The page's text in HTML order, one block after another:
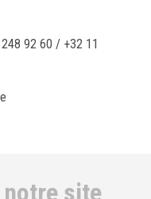
92 60 / +32 11
site